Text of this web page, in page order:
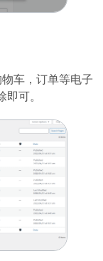
车，订单等电子
可。